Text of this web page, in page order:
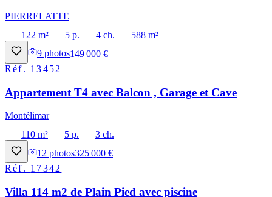
PIERRELATTE
122 m²
5 p. 4 ch.
588 m²
9 photos149 000 €
Réf. 13452
Appartement T4 avec Balcon , Garage et Cave
Montélimar
110 m²
5 p.
3 ch.
12 photos325 000 €
Réf. 17342
Villa 114 m2 de Plain Pied avec piscine